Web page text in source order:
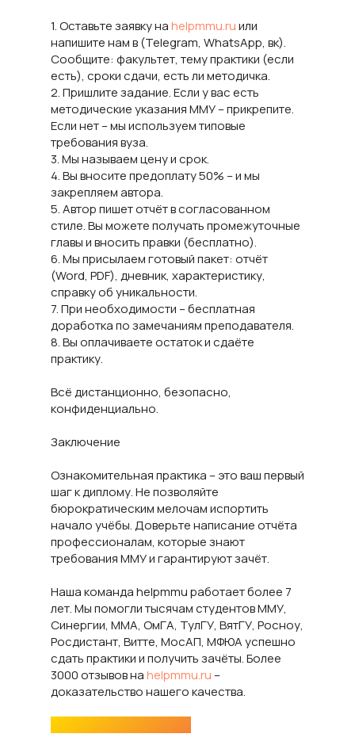
1. Оставьте заявку наhelpmmu.ruили
напишите нам в (Telegram, WhatsApp, вк).
Сообщите: факультет, тему практики (если
есть), сроки сдачи, есть ли методичка.
2. Пришлите задание. Если у вас есть
методические указания ММУ – прикрепите.
Если нет – мы используем типовые
требования вуза.
3. Мы называем цену и срок.
4. Вы вносите предоплату 50% – и мы
закрепляем автора.
5. Автор пишет отчёт в согласованном
стиле. Вы можете получать промежуточные
главы и вносить правки (бесплатно).
6. Мы присылаем готовый пакет: отчёт
(Word, PDF), дневник, характеристику,
справку об уникальности.
7. При необходимости – бесплатная
доработка по замечаниям преподавателя.
8. Вы оплачиваете остаток и сдаёте
практику.
Всё дистанционно, безопасно,
конфиденциально.
Заключение
Ознакомительная практика – это ваш первый
шаг к диплому. Не позволяйте
бюрократическим мелочам испортить
начало учёбы. Доверьте написание отчёта
профессионалам, которые знают
требования ММУ и гарантируют зачёт.
Наша команда helpmmu работает более 7
лет. Мы помогли тысячам студентов ММУ,
Синергии, ММА, ОмГА, ТулГУ, ВятГУ, Росноу,
Росдистант, Витте, МосАП, МФЮА успешно
сдать практики и получить зачёты. Более
3000 отзывов наhelpmmu.ru –
доказательство нашего качества.